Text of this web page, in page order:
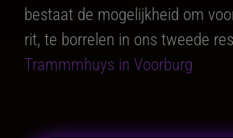
bestaat de mogelijkheid om
rit, te borrelen in ons tweede
Trammmhuys in Voorburg